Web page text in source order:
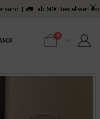
| 🚛 ab 50€ Bestellwert
0